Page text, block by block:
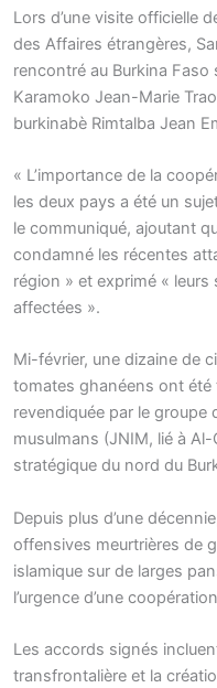
Lors d’une visite officielle
des Affaires étrangères,
rencontré au Burkina
Karamoko Jean-Marie
burkinabè Rimtalba Jean
« L’importance de la
les deux pays a été un
le communiqué, ajoutant
condamné les récentes
région » et exprimé «
affectées ».
Mi-février, une dizaine de
tomates ghanéens ont été
revendiquée par le groupe
musulmans (JNIM, lié à
stratégique du nord du
Depuis plus d’une
offensives meurtrières de
islamique sur de larges
l’urgence d’une
Les accords signés
transfrontalière et la